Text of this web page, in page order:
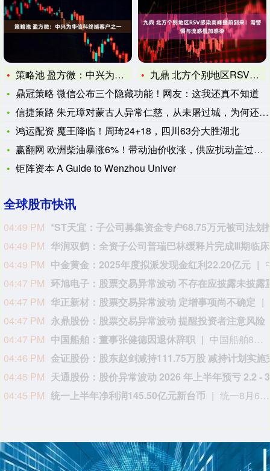
策略池 盈方微：中兴为华信科终端客户之一
九鼎 北方个别地区RSV感染高峰提前到来！需警惕与流感叠加感
鼎冠策略 微信公布三个隐藏功能！网友：这我还真不知道
信捷策路 朱元璋对蒙古人异常仁慈，从未屠过城，为何还有人骂他
鸿运配资 魔王降临！周琦24+18，四川63分大胜湖北
赢翻网 欧洲柴油暴涨6%！带动油价收涨，供应扰动盖过库存累积
钜阵资本 A Guide to Wenzhou Univer
全球股市快讯
04:44 PM
04:43 PM 贵州轮胎：子公司收到美国关税退税8135.87万元
04:43 PM
04:43 PM
04:43 PM
04:42 PM 中国船舶：聘任孙长庆为副总经理、总会计师
04:42 PM
04:42 PM 玲珑轮胎：控股股东增持9000万元 占总股本0.52%
04:41 PM
04:41 PM